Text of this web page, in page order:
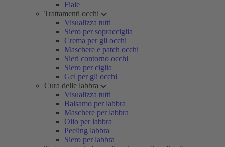
Fiale
Trattamenti occhi
Visualizza tutti
Siero per sopracciglia
Crema per gli occhi
Maschere e patch occhi
Sieri contorno occhi
Siero per ciglia
Gel per gli occhi
Cura delle labbra
Visualizza tutti
Balsamo per labbra
Maschere per labbra
Olio per labbra
Peeling labbra
Siero per labbra